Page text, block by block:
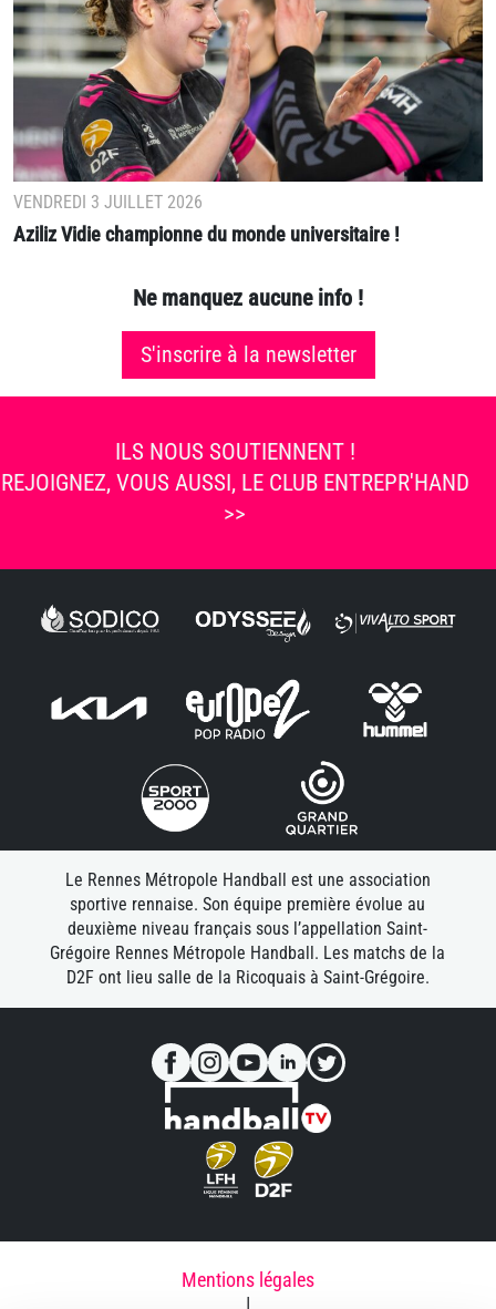
VENDREDI 3 JUILLET 2026
Aziliz Vidie championne du monde universitaire !
Ne manquez aucune info !
S'inscrire à la newsletter
ILS NOUS SOUTIENNENT !
REJOIGNEZ, VOUS AUSSI, LE CLUB ENTREPR'HAND
>>
Le Rennes Métropole Handball est une association
sportive rennaise. Son équipe première évolue au
deuxième niveau français sous l’appellation Saint-
Grégoire Rennes Métropole Handball. Les matchs de la
D2F ont lieu salle de la Ricoquais à Saint-Grégoire.
Mentions légales